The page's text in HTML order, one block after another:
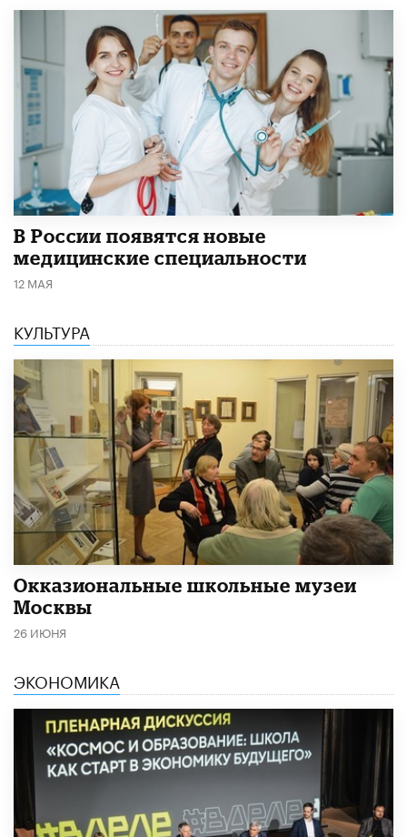
В России появятся новые
медицинские специальности
12 МАЯ
КУЛЬТУРА
​Окказиональные школьные музеи
Москвы
26 ИЮНЯ
ЭКОНОМИКА